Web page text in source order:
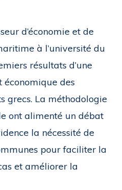
d’économie et de
à l’université du
résultats d’une
économique des
grecs. La méthodologie
ont alimenté un débat
la nécessité de
pour faciliter la
et améliorer la